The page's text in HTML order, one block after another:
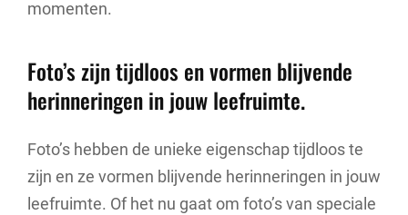
momenten.
Foto’s zijn tijdloos en vormen blijvende
herinneringen in jouw leefruimte.
Foto’s hebben de unieke eigenschap tijdloos te
zijn en ze vormen blijvende herinneringen in jouw
leefruimte. Of het nu gaat om foto’s van speciale